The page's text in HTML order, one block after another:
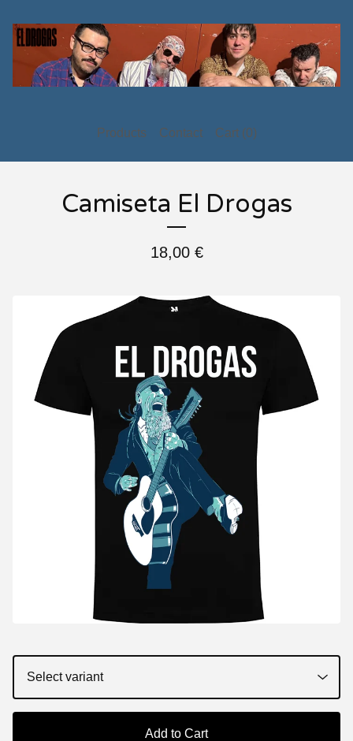
Products Contact Cart (0)
Camiseta El Drogas
18,00 €
Add to Cart